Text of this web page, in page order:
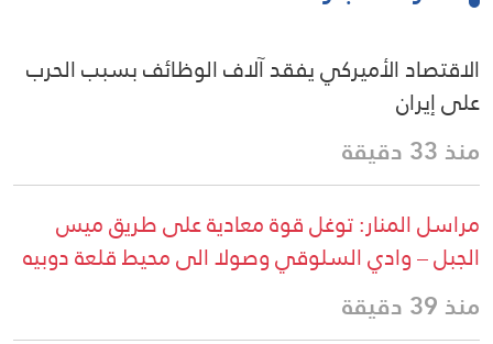
الاقتصاد الأميركي يفقد آلاف الوظائف بسبب الحرب
على إيران
منذ 33 دقيقة
مراسل المنار: توغل قوة معادية على طريق ميس
الجبل – وادي السلوقي وصولا الى محيط قلعة دوبيه
منذ 39 دقيقة